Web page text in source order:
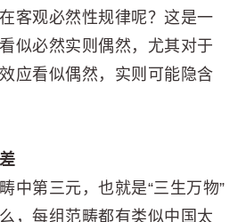
客观必然性规律呢？这是一
似必然实则偶然，尤其对于
应看似偶然，实则可能隐含
中第三元，也就是“三生万物”
，每组范畴都有类似中国太